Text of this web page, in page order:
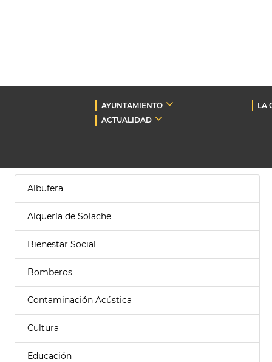
AYUNTAMIENTO
LA
ACTUALIDAD
Albufera
Alquería de Solache
Bienestar Social
Bomberos
Contaminación Acústica
Cultura
Educación